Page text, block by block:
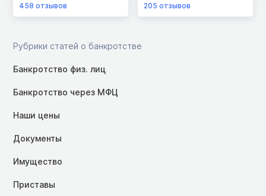
458 отзывов 205отзывов
Рубрики статей о банкротстве
Банкротство физ. лиц
Банкротство через МФЦ
Наши цены
Документы
Имущество
Приставы